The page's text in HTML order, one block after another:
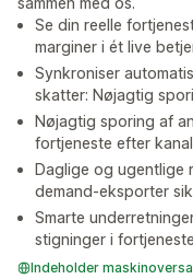
Se din reelle
marginer i ét live
Synkroniser
skatter: Nøjagtig
Nøjagtig sporing af
fortjeneste efter kanal
Daglige og ugentlige
demand-eksporter
Smarte
stigninger i
Indeholder